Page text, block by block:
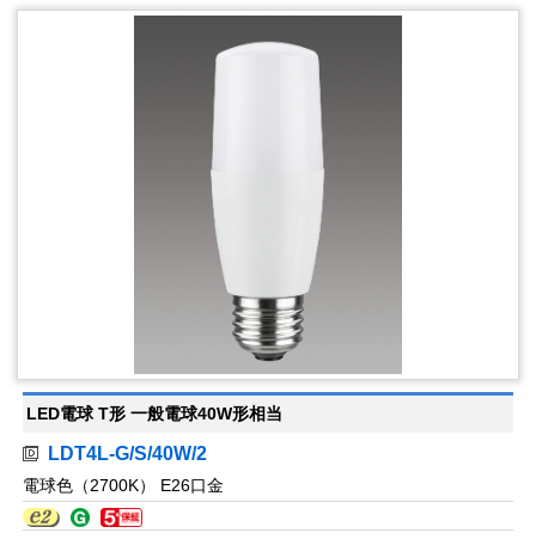
LED電球 T形 一般電球40W形相当
LDT4L-G/S/40W/2
電球色（2700K） E26口金